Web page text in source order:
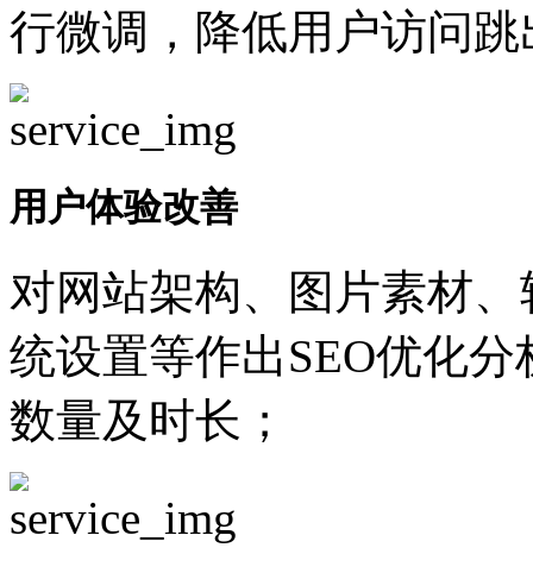
行微调，降低用户访问
用户体验改善
对网站架构、图片素材
统设置等作出SEO优化
数量及时长；